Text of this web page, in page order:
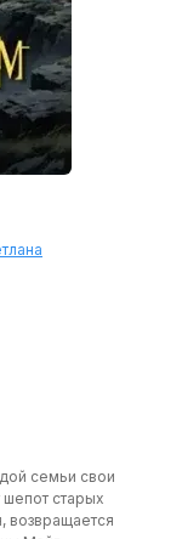
семьи свои
шепот старых
возвращается